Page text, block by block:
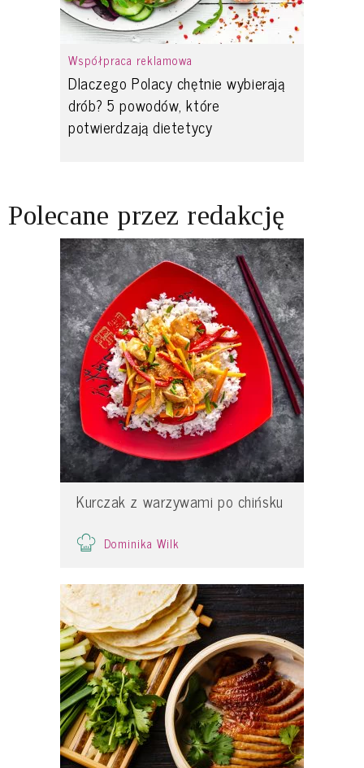
Współpraca reklamowa
Dlaczego Polacy chętnie wybierają
drób? 5 powodów, które
potwierdzają dietetycy
Polecane przez redakcję
Kurczak z warzywami po chińsku
Dominika Wilk